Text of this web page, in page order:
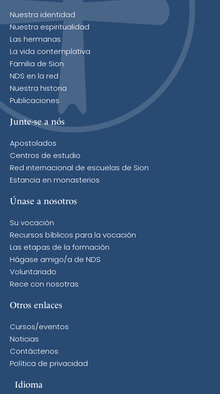
Nuestra identidad
Nuestra espiritualidad
Las hermanas
La vida contemplativa
Familia de Sion
NDS en la red
Nuestra historia
Publicaciones
Junte-se a nós
Apostolados
Centros de estudio
Red internacional de escuelas de Sion
Estancia en monasterios
Únase a nosotros
Su vocación
Recursos bíblicos para la vocación
Las etapas de la formación
Hágase amigo/a de NDS
Voluntariado
Rece con nosotras
Otros enlaces
Cursos/eventos
Noticias
Contáctenos
Política de privacidad
Idioma